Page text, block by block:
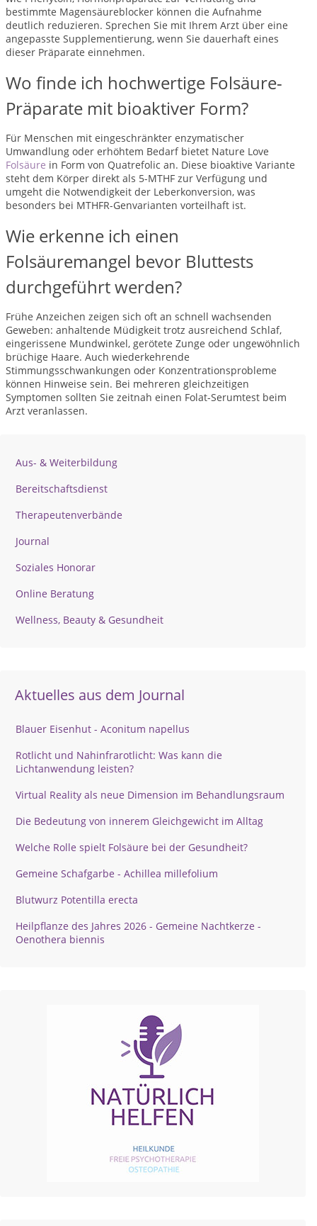
Aus- & Weiterbildung
Bereitschaftsdienst
Therapeutenverbände
Journal
Soziales Honorar
Online Beratung
Wellness, Beauty & Gesundheit
Aktuelles aus dem Journal
Blauer Eisenhut - Aconitum napellus
Rotlicht und Nahinfrarotlicht: Was kann die
Lichtanwendung leisten?
Virtual Reality als neue Dimension im Behandlungsraum
Die Bedeutung von innerem Gleichgewicht im Alltag
Welche Rolle spielt Folsäure bei der Gesundheit?
Gemeine Schafgarbe - Achillea millefolium
Blutwurz Potentilla erecta
Heilpflanze des Jahres 2026 - Gemeine Nachtkerze -
Oenothera biennis
bestimmte Magensäureblocker können die Aufnahme
deutlich reduzieren. Sprechen Sie mit Ihrem Arzt über eine
angepasste Supplementierung, wenn Sie dauerhaft eines
dieser Präparate einnehmen.
Wo finde ich hochwertige Folsäure-
Präparate mit bioaktiver Form?
Für Menschen mit eingeschränkter enzymatischer
Umwandlung oder erhöhtem Bedarf bietet Nature Love
Folsäure in Form von Quatrefolic an. Diese bioaktive Variante
steht dem Körper direkt als 5-MTHF zur Verfügung und
umgeht die Notwendigkeit der Leberkonversion, was
besonders bei MTHFR-Genvarianten vorteilhaft ist.
Wie erkenne ich einen
Folsäuremangel bevor Bluttests
durchgeführt werden?
Frühe Anzeichen zeigen sich oft an schnell wachsenden
Geweben: anhaltende Müdigkeit trotz ausreichend Schlaf,
eingerissene Mundwinkel, gerötete Zunge oder ungewöhnlich
brüchige Haare. Auch wiederkehrende
Stimmungsschwankungen oder Konzentrationsprobleme
können Hinweise sein. Bei mehreren gleichzeitigen
Symptomen sollten Sie zeitnah einen Folat-Serumtest beim
Arzt veranlassen.